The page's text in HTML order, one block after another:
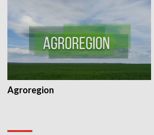
Agroregion